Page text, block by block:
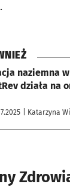
naziemna
działa na
| Katarzyna